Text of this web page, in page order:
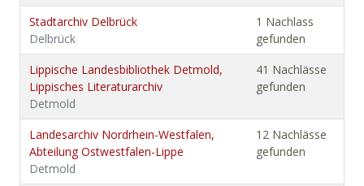
Stadtarchiv Delbrück
Delbrück
1 Nachlass
gefunden
Lippische Landesbibliothek Detmold,
Lippisches Literaturarchiv
Detmold
41 Nachlässe
gefunden
Landesarchiv Nordrhein-Westfalen,
Abteilung Ostwestfalen-Lippe
Detmold
12 Nachlässe
gefunden